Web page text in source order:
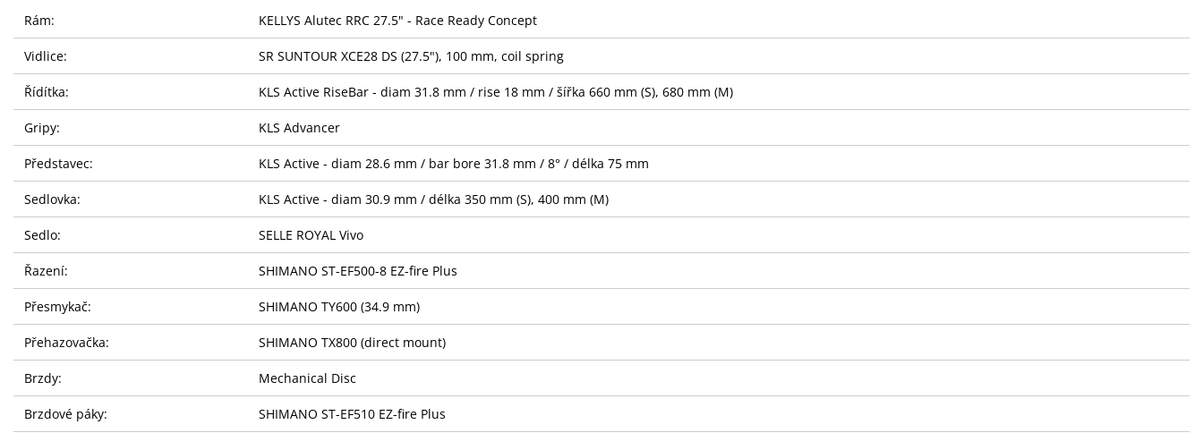
Rám: KELLYS Alutec RRC 27.5" - Race Ready Concept
Vidlice: SR SUNTOUR XCE28 DS (27.5"), 100 mm, coil spring
Řídítka: KLS Active RiseBar - diam 31.8 mm / rise 18 mm / šířka 660 mm (S), 680 mm (M)
Gripy: KLS Advancer
Představec: KLS Active - diam 28.6 mm / bar bore 31.8 mm / 8° / délka 75 mm
Sedlovka: KLS Active - diam 30.9 mm / délka 350 mm (S), 400 mm (M)
Sedlo: SELLE ROYAL Vivo
Řazení: SHIMANO ST-EF500-8 EZ-fire Plus
Přesmykač: SHIMANO TY600 (34.9 mm)
Přehazovačka: SHIMANO TX800 (direct mount)
Brzdy: Mechanical Disc
Brzdové páky: SHIMANO ST-EF510 EZ-fire Plus